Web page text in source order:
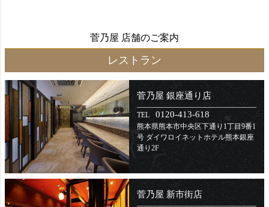
菅乃屋 店舗のご案内
レストラン
菅乃屋 銀座通り店
TEL 0120-413-618
熊本県熊本市中央区下通り1丁目9番1
号 ダイワロイネットホテル熊本銀座
通り2F
菅乃屋 新市街店